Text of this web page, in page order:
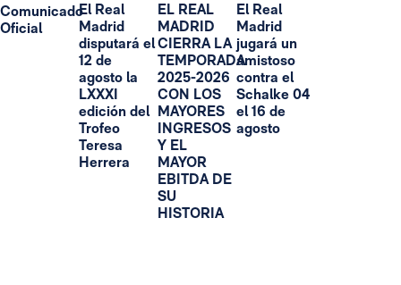
Comunicado
Oficial
El Real
Madrid
disputará el
12 de
agosto la
LXXXI
edición del
Trofeo
Teresa
Herrera
EL REAL
MADRID
CIERRA LA
TEMPORADA
2025-2026
CON LOS
MAYORES
INGRESOS
Y EL
MAYOR
EBITDA DE
SU
HISTORIA
El Real
Madrid
jugará un
amistoso
contra el
Schalke 04
el 16 de
agosto